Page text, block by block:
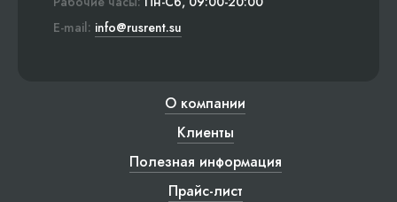
E-mail: info@rusrent.su
О компании
Клиенты
Полезная информация
Прайс-лист